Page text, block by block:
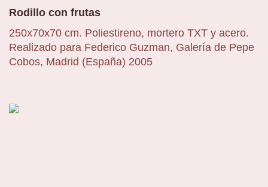
Rodillo con frutas
250x70x70 cm. Poliestireno, mortero TXT y acero.
Realizado para Federico Guzman, Galería de Pepe
Cobos, Madrid (España) 2005